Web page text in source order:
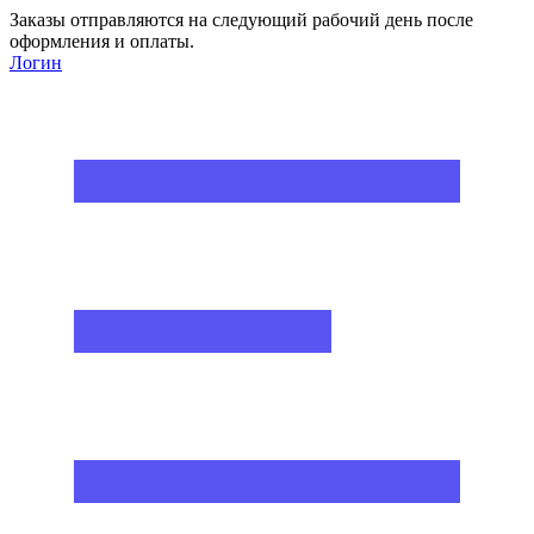
Заказы отправляются на следующий рабочий день после
оформления и оплаты.
Логин